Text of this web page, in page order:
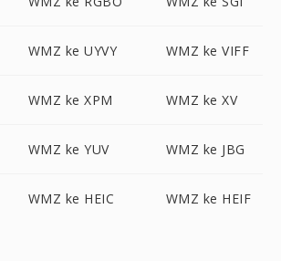
WMZ ke UYVY WMZ ke VIFF
WMZ ke XPM WMZ ke XV
WMZ ke YUV WMZ ke JBG
WMZ ke HEIC WMZ ke HEIF